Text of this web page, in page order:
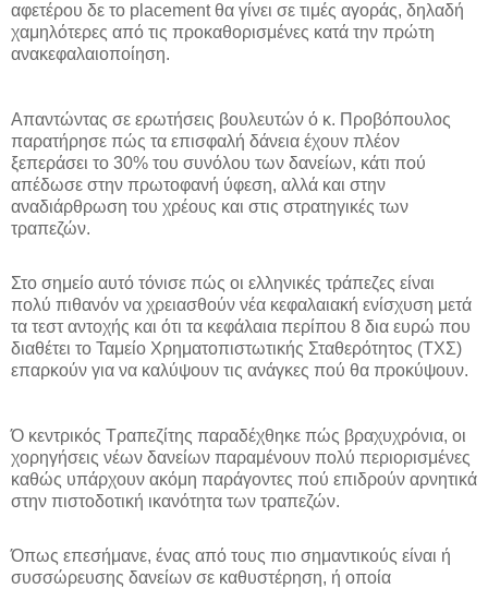
αφετέρου δε το placement θα γίνει σε τιμές αγοράς, δηλαδή
χαμηλότερες από τις προκαθορισμένες κατά την πρώτη
ανακεφαλαιοποίηση.
Απαντώντας σε ερωτήσεις βουλευτών ό κ. Προβόπουλος
παρατήρησε πώς τα επισφαλή δάνεια έχουν πλέον
ξεπεράσει το 30% του συνόλου των δανείων, κάτι πού
απέδωσε στην πρωτοφανή ύφεση, αλλά και στην
αναδιάρθρωση του χρέους και στις στρατηγικές των
τραπεζών.
Στο σημείο αυτό τόνισε πώς οι ελληνικές τράπεζες είναι
πολύ πιθανόν να χρειασθούν νέα κεφαλαιακή ενίσχυση μετά
τα τεστ αντοχής και ότι τα κεφάλαια περίπου 8 δια ευρώ που
διαθέτει το Ταμείο Χρηματοπιστωτικής Σταθερότητος (ΤΧΣ)
επαρκούν για να καλύψουν τις ανάγκες πού θα προκύψουν.
Ό κεντρικός Τραπεζίτης παραδέχθηκε πώς βραχυχρόνια, οι
χορηγήσεις νέων δανείων παραμένουν πολύ περιορισμένες
καθώς υπάρχουν ακόμη παράγοντες πού επιδρούν αρνητικά
στην πιστοδοτική ικανότητα των τραπεζών.
Όπως επεσήμανε, ένας από τους πιο σημαντικούς είναι ή
συσσώρευσης δανείων σε καθυστέρηση, ή οποία